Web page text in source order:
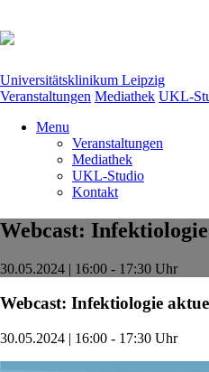
Universitätsklinikum Leipzig
Veranstaltungen Mediathek UKL-
Menu
Veranstaltungen
Mediathek
UKL-Studio
Kontakt
Webcast:
30.05.2024 | 16:00 - 17:30 Uhr
Webcast: Infektiologie
30.05.2024 | 16:00 - 17:30 Uhr